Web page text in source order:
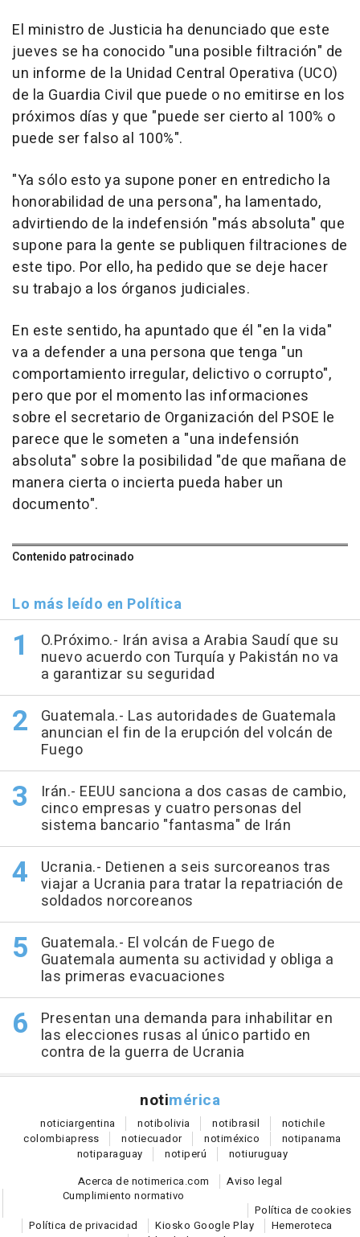
El ministro de Justicia ha denunciado que este
jueves se ha conocido "una posible filtración" de
un informe de la Unidad Central Operativa (UCO)
de la Guardia Civil que puede o no emitirse en los
próximos días y que "puede ser cierto al 100% o
puede ser falso al 100%".
"Ya sólo esto ya supone poner en entredicho la
honorabilidad de una persona", ha lamentado,
advirtiendo de la indefensión "más absoluta" que
supone para la gente se publiquen filtraciones de
este tipo. Por ello, ha pedido que se deje hacer
su trabajo a los órganos judiciales.
En este sentido, ha apuntado que él "en la vida"
va a defender a una persona que tenga "un
comportamiento irregular, delictivo o corrupto",
pero que por el momento las informaciones
sobre el secretario de Organización del PSOE le
parece que le someten a "una indefensión
absoluta" sobre la posibilidad "de que mañana de
manera cierta o incierta pueda haber un
documento".
Contenido patrocinado
Lo más leído en Política
O.Próximo.- Irán avisa a Arabia Saudí que su
nuevo acuerdo con Turquía y Pakistán no va
a garantizar su seguridad
Guatemala.- Las autoridades de Guatemala
anuncian el fin de la erupción del volcán de
Fuego
Irán.- EEUU sanciona a dos casas de cambio,
cinco empresas y cuatro personas del
sistema bancario "fantasma" de Irán
Ucrania.- Detienen a seis surcoreanos tras
viajar a Ucrania para tratar la repatriación de
soldados norcoreanos
Guatemala.- El volcán de Fuego de
Guatemala aumenta su actividad y obliga a
las primeras evacuaciones
Presentan una demanda para inhabilitar en
las elecciones rusas al único partido en
contra de la guerra de Ucrania
notimérica
noticiargentina notibolivia notibrasil notichile
colombiapress notiecuador notiméxico notipanama
notiparaguay notiperú notiuruguay
Acerca de notimerica.com
Aviso legal
Cumplimiento normativo
Política de cookies
Política de privacidad
Kiosko Google Play
Hemeroteca